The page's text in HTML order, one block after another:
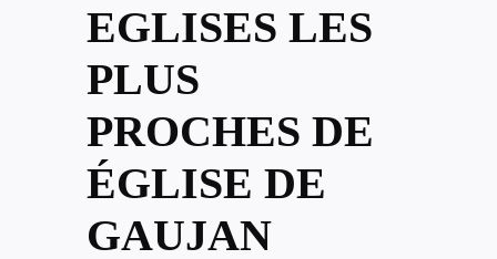
EGLISES LES
PLUS
PROCHES DE
ÉGLISE DE
GAUJAN